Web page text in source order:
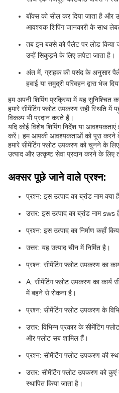
बॉक्स को सील कर दिया जाता है और
आवश्यक शिपिंग जानकारी के साथ
तब इन बक्से को पैलेट पर लोड किया
उन्हें सिकुड़ने के लिए लपेटा जाता है।
अंत में, ग्राहक की पसंद के अनुसार
हवाई या समुद्री परिवहन द्वारा भेज
हम अपनी शिपिंग प्रक्रिया में यह सुनिश्चित
हमारे सीमेंटिंग फ्लोट उपकरण सही स्थिति
विकल्प भी प्रदान करते हैं।
यदि कोई विशेष शिपिंग निर्देश या
करें। हम आपकी आवश्यकताओं को पूरा करने
हमारे सीमेंटिंग फ्लोट उपकरण को चुनने के
उत्पाद और उत्कृष्ट सेवा प्रदान करने के लिए
अक्सर पूछे जाने वाले प्रश्न:
प्रश्न: इस उत्पाद का ब्रांड नाम क्या
उत्तर: इस उत्पाद का ब्रांड नाम sws
प्रश्न: इस उत्पाद का निर्माण कहाँ
उत्तर: यह उत्पाद चीन में निर्मित है।
प्रश्न: सीमेंटिंग फ्लोट उपकरण का
A: सीमेंटिंग फ्लोट उपकरण का कार्य
में बहने से रोकना है।
प्रश्न: सीमेंटिंग फ्लोट उपकरण के
उत्तर: विभिन्न प्रकार के सीमेंटिंग
और फ्लोट सब शामिल हैं।
प्रश्न: सीमेंटिंग फ्लोट उपकरण की
उत्तर: सीमेंटिंग फ्लोट उपकरण को
स्थापित किया जाता है।